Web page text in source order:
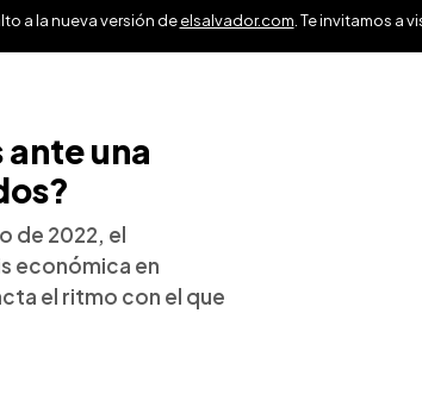
a la nueva versión deelsalvador.com . Te invitamos a
una
de 2022, el
económica en
el ritmo con el que